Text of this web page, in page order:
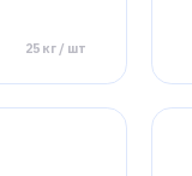
25 кг / шт